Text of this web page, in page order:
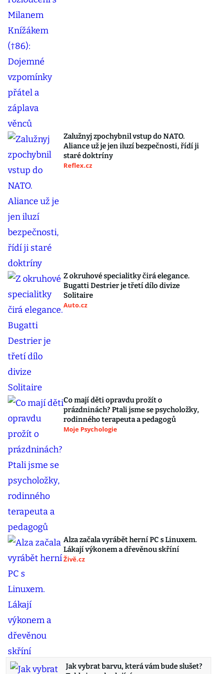
Zalužnyj zpochybnil vstup do NATO.
Aliance už je jen iluzí bezpečnosti, řídí ji
staré doktríny
Reflex.cz
Z okruhové specialitky čirá elegance.
Bugatti Destrier je třetí dílo divize
Solitaire
Auto.cz
Co mají děti opravdu prožít o
prázdninách? Ptali jsme se psycholožky,
rodinného terapeuta a pedagogů
Moje Psychologie
Alza začala vyrábět herní PC s Linuxem.
Lákají výkonem a dřevěnou skříní
Živě.cz
Jak vybrat barvu, která vám bude slušet?